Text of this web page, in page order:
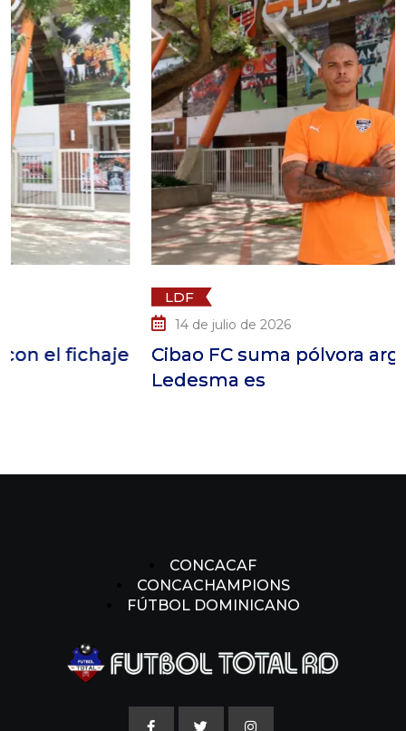
14 de julio de 2026
Cibao FC suma pólvora argentina:
Ledesma es
CONCACAF
CONCACHAMPIONS
FÚTBOL DOMINICANO